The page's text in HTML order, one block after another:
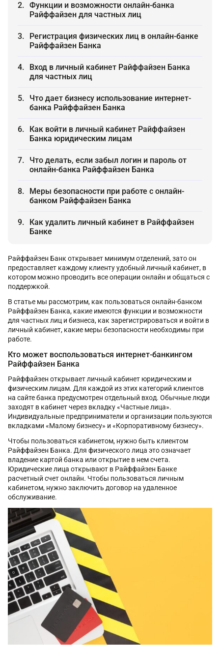
Функции и возможности онлайн-банка
Райффайзен для частных лиц
Регистрация физических лиц в онлайн-банке
Райффайзен Банка
Вход в личный кабинет Райффайзен Банка
для частных лиц
Что дает бизнесу использование интернет-
банка Райффайзен Банка
Как войти в личный кабинет Райффайзен
Банка юридическим лицам
Что делать, если забыл логин и пароль от
онлайн-банка Райффайзен Банка
Меры безопасности при работе с онлайн-
банком Райффайзен Банка
Как удалить личный кабинет в Райффайзен
Банке
Райффайзен Банк открывает минимум отделений, зато он
предоставляет каждому клиенту удобный личный кабинет, в
котором можно проводить все операции онлайн и общаться с
поддержкой.
В статье мы рассмотрим, как пользоваться онлайн-банком
Райффайзен Банка, какие имеются функции и возможности
для частных лиц и бизнеса, как зарегистрироваться и войти в
личный кабинет, какие меры безопасности необходимы при
работе.
Кто может воспользоваться интернет-банкингом
Райффайзен Банка
Райффайзен открывает личный кабинет юридическим и
физическим лицам. Для каждой из этих категорий клиентов
на сайте банка предусмотрен отдельный вход. Обычные люди
заходят в кабинет через вкладку «Частные лица».
Индивидуальные предприниматели и организации пользуются
вкладками «Малому бизнесу» и «Корпоративному бизнесу».
Чтобы пользоваться кабинетом, нужно быть клиентом
Райффайзен Банка. Для физического лица это означает
владение картой банка или открытие в нем счета.
Юридические лица открывают в Райффайзен Банке
расчетный счет онлайн. Чтобы пользоваться личным
кабинетом, нужно заключить договор на удаленное
обслуживание.